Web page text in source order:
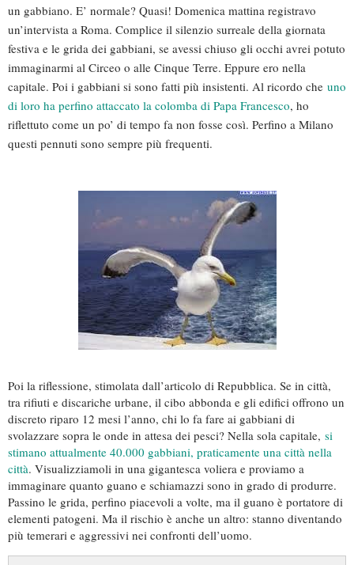
un gabbiano. E’ normale? Quasi! Domenica mattina registravo
un’intervista a Roma. Complice il silenzio surreale della giornata
festiva e le grida dei gabbiani, se avessi chiuso gli occhi avrei potuto
immaginarmi al Circeo o alle Cinque Terre. Eppure ero nella
capitale. Poi i gabbiani si sono fatti più insistenti. Al ricordo che uno
di loro ha perfino attaccato la colomba di Papa Francesco, ho
riflettuto come un po’ di tempo fa non fosse così. Perfino a Milano
questi pennuti sono sempre più frequenti.
Poi la riflessione, stimolata dall’articolo di Repubblica. Se in città,
tra rifiuti e discariche urbane, il cibo abbonda e gli edifici offrono un
discreto riparo 12 mesi l’anno, chi lo fa fare ai gabbiani di
svolazzare sopra le onde in attesa dei pesci? Nella sola capitale, si
stimano attualmente 40.000 gabbiani, praticamente una città nella
città. Visualizziamoli in una gigantesca voliera e proviamo a
immaginare quanto guano e schiamazzi sono in grado di produrre.
Passino le grida, perfino piacevoli a volte, ma il guano è portatore di
elementi patogeni. Ma il rischio è anche un altro: stanno diventando
più temerari e aggressivi nei confronti dell’uomo.